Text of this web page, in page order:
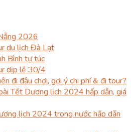
2026
du lịch Đà Lạt
Bình tự túc
dịp lễ 30/4
đi đâu chơi, gợi ý chi phí & đi tour?
Tết Dương lịch 2024 hấp dẫn, giá
lịch 2024 trong nước hấp dẫn